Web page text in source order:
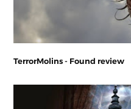
TerrorMolins - Found review